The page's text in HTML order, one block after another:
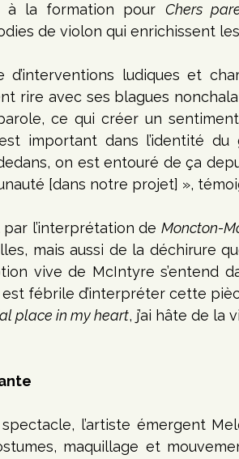
à la formation pour Chers
de violon qui enrichissent
ludiques et
rire avec ses blagues
ce qui créer un
important dans l’identité
on est entouré de ça
[dans notre projet] »,
l’interprétation de Moncton-
mais aussi de la déchirure
fébrile d’interpréter cette
place in my heart, j’ai hâte de la
l’artiste émergent
maquillage et